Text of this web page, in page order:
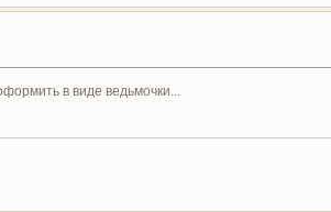
в виде ведьмочки...